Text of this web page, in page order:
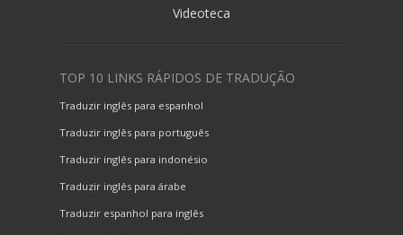
Videoteca
TOP 10 LINKS RÁPIDOS DE TRADUÇÃO
Traduzir inglês para espanhol
Traduzir inglês para português
Traduzir inglês para indonésio
Traduzir inglês para árabe
Traduzir espanhol para inglês